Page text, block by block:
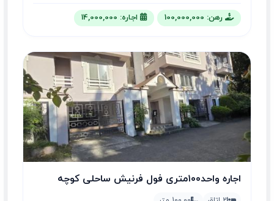
رهن: 100,000,000 اجاره: 14,000,000
اجاره واحد۱۰۰متری فول فرنیش ساحلی کوچه
اختصاصی